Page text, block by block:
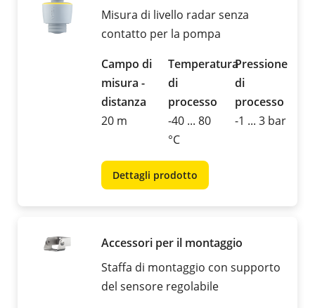
Misura di livello radar senza
contatto per la pompa
Campo di
misura -
distanza
20 m
Temperatura
di
processo
-40 ... 80
°C
Pressione
di
processo
-1 ... 3 bar
Dettagli prodotto
Accessori per il montaggio
Staffa di montaggio con supporto
del sensore regolabile